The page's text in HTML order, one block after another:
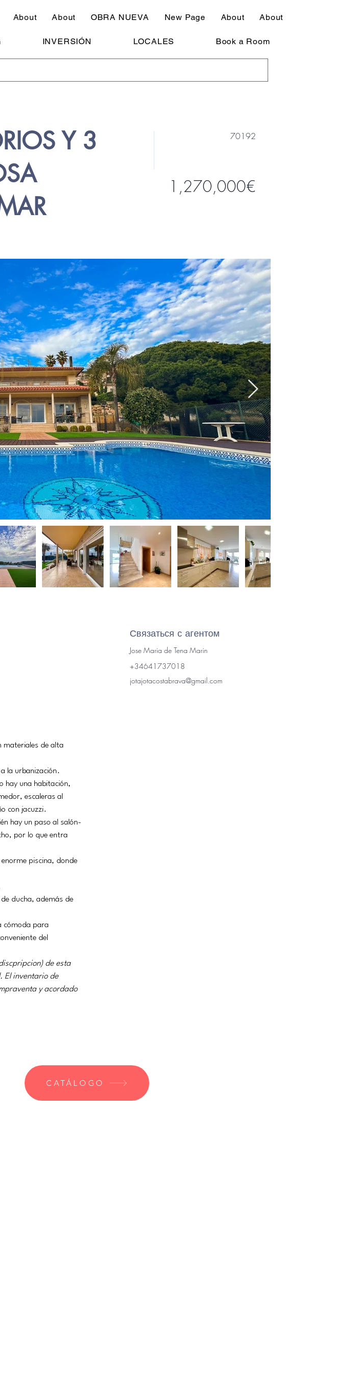
About About OBRA NUEVA New Page About About
INVERSIÓN LOCALES Book a Room
Y 3
70192
1,270,000€
materiales de alta
la urbanización.
hay una habitación,
escaleras al
con jacuzzi.
hay un paso al salón-
por lo que entra
piscina, donde
ducha, además de
cómoda para
del
de esta
El inventario de
y acordado
Связаться с агентом
Jose Maria de Tena Marin
+34641737018
jotajotacostabrava@gmail.com
CATÁLOGO